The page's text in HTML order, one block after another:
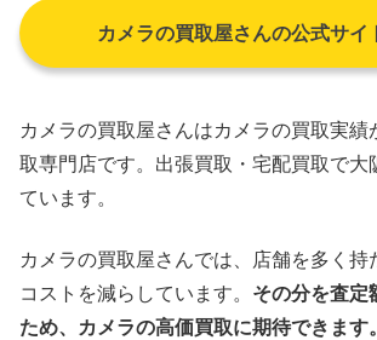
カメラの買取屋さんの公式サイ
カメラの買取屋さんはカメラの買取実績
取専門店です。出張買取・宅配買取で大
ています。
カメラの買取屋さんでは、店舗を多く持
コストを減らしています。 その分を査定
ため、カメラの高価買取に期待できます。